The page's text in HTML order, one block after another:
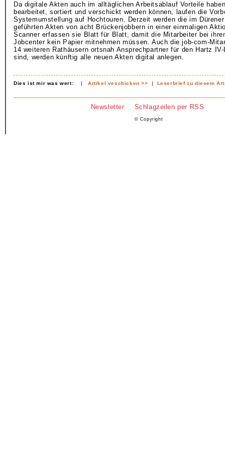
Da digitale Akten auch im alltäglichen Arbeitsablauf Vorteile
bearbeitet, sortiert und verschickt werden können, laufen die
Systemumstellung auf Hochtouren. Derzeit werden die im
geführten Akten von acht Brückenjobbern in einer einmaligen
Scanner erfassen sie Blatt für Blatt, damit die Mitarbeiter bei
Jobcenter kein Papier mitnehmen müssen. Auch die job-com-
14 weiteren Rathäusern ortsnah Ansprechpartner für den Hartz
sind, werden künftig alle neuen Akten digital anlegen.
Dies ist mir was wert: |Artikel veschicken >> | Leserbrief zu diesem
Newsletter Schlagzeilen per RSS
© Copyright